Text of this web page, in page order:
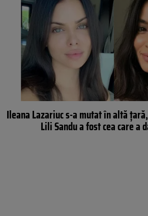
Ileana Lazariuc s-a mutat în altă
Lili Sandu a fost cea care a